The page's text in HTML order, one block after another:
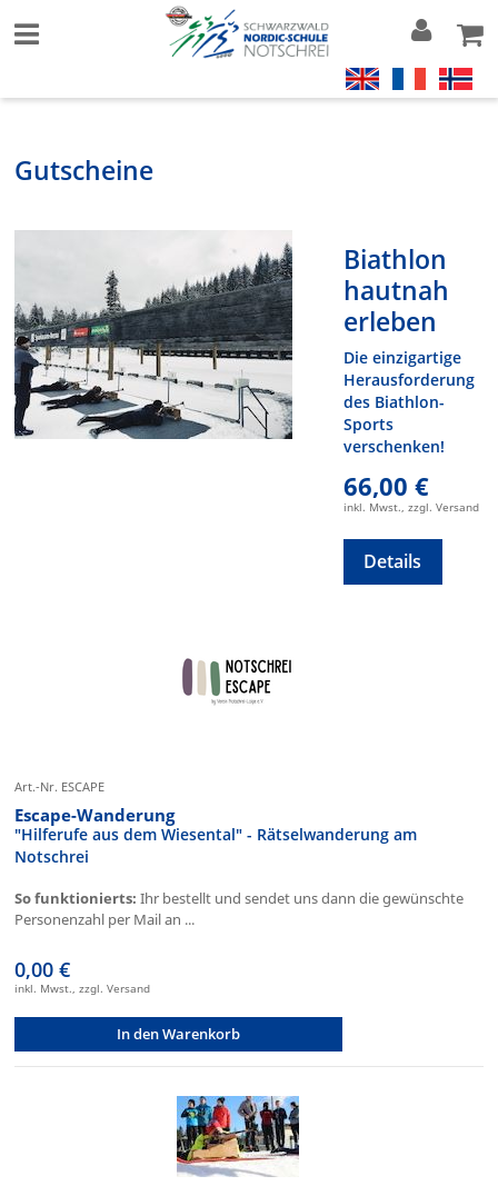
Gutscheine
Biathlon
hautnah
erleben
Die einzigartige
Herausforderung
des Biathlon-
Sports
verschenken!
66,00 €
inkl. Mwst., zzgl. Versand
Details
Art.-Nr. ESCAPE
Escape-Wanderung
"Hilferufe aus dem Wiesental" - Rätselwanderung am
Notschrei
So funktionierts: Ihr bestellt und sendet uns dann die gewünschte
Personenzahl per Mail an ...
0,00 €
inkl. Mwst., zzgl. Versand
In den Warenkorb